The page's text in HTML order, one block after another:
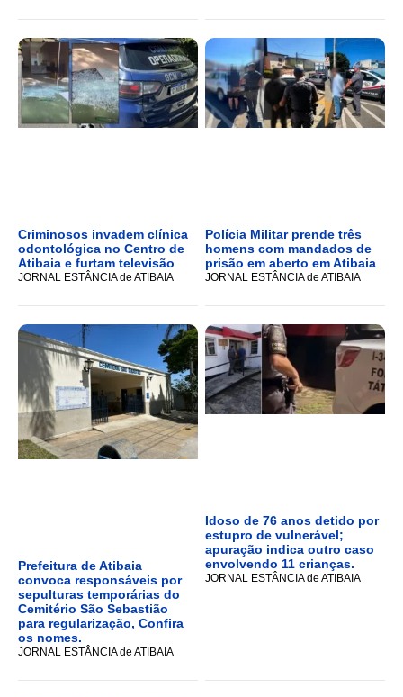
Criminosos invadem clínica
odontológica no Centro de
Atibaia e furtam televisão
JORNAL ESTÂNCIA de ATIBAIA
Polícia Militar prende três
homens com mandados de
prisão em aberto em Atibaia
JORNAL ESTÂNCIA de ATIBAIA
Prefeitura de Atibaia
convoca responsáveis por
sepulturas temporárias do
Cemitério São Sebastião
para regularização, Confira
os nomes.
JORNAL ESTÂNCIA de ATIBAIA
Idoso de 76 anos detido por
estupro de vulnerável;
apuração indica outro caso
envolvendo 11 crianças.
JORNAL ESTÂNCIA de ATIBAIA